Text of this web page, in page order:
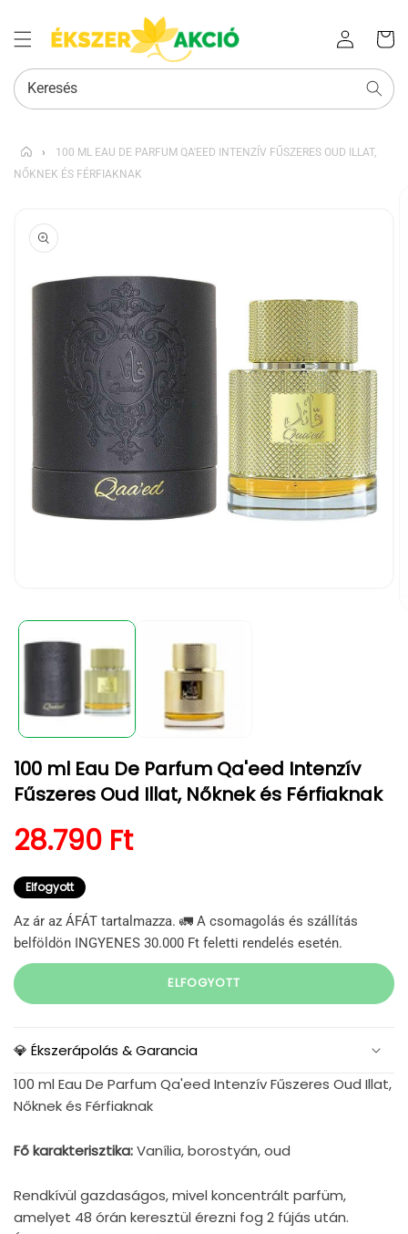
Bejelentkezés
kosara
Keresés
›
100 ML EAU DE PARFUM QA'EED INTENZÍV FŰSZERES OUD ILLAT,
NŐKNEK ÉS FÉRFIAKNAK
TERMÉKADATOKRA
megnyitása
modális
párbeszédpanelen
100 ml Eau De Parfum Qa'eed Intenzív
Fűszeres Oud Illat, Nőknek és Férfiaknak
Normál ár
28.790 Ft
Elfogyott
Az ár az ÁFÁT tartalmazza. 🚛 A csomagolás és szállítás
belföldön INGYENES 30.000 Ft feletti rendelés esetén.
ELFOGYOTT
💎 Ékszerápolás & Garancia
100 ml Eau De Parfum Qa'eed Intenzív Fűszeres Oud Illat,
Nőknek és Férfiaknak
Fő karakterisztika:Vanília, borostyán, oud
Rendkívül gazdaságos, mivel koncentrált parfüm,
amelyet 48 órán keresztül érezni fog 2 fújás után.